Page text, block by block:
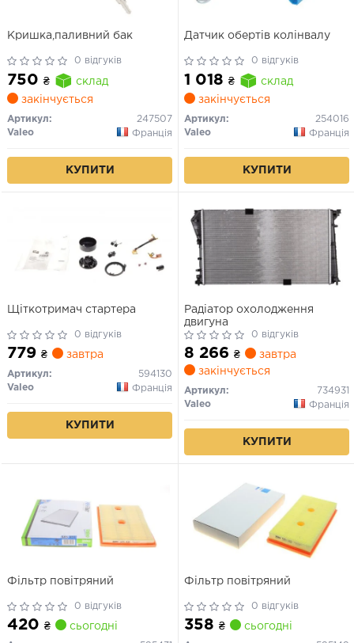
Кришка,паливний бак
0 відгуків
750 ₴
склад
закінчується
Артикул:
247507
Valeo
Франція
КУПИТИ
Датчик обертів колінвалу
0 відгуків
1 018 ₴
склад
закінчується
Артикул:
254016
Valeo
Франція
КУПИТИ
Щіткотримач стартера
0 відгуків
779 ₴ завтра
Артикул:
594130
Valeo
Франція
КУПИТИ
Радіатор охолодження
двигуна
0 відгуків
8 266 ₴
завтра
закінчується
Артикул:
734931
Valeo
Франція
КУПИТИ
Фільтр повітряний
0 відгуків
420 ₴ сьогодні
Фільтр повітряний
0 відгуків
358 ₴ сьогодні